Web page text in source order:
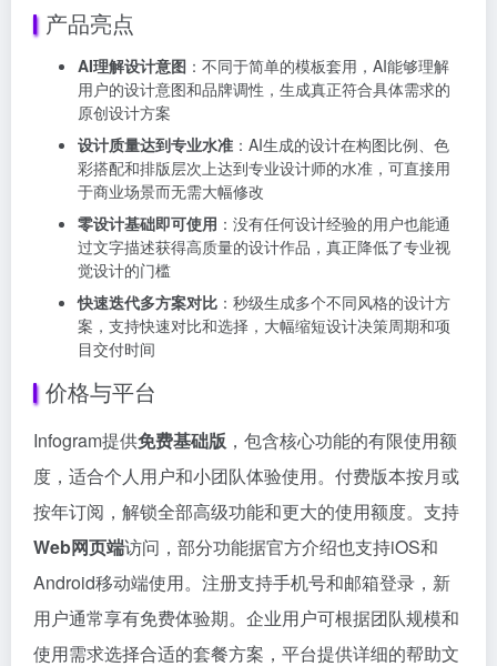
产品亮点
AI理解设计意图 ：不同于简单的模板套用，AI能够理解
用户的设计意图和品牌调性，生成真正符合具体需求的
原创设计方案
设计质量达到专业水准 ：AI生成的设计在构图比例、色
彩搭配和排版层次上达到专业设计师的水准，可直接用
于商业场景而无需大幅修改
零设计基础即可使用 ：没有任何设计经验的用户也能通
过文字描述获得高质量的设计作品，真正降低了专业视
觉设计的门槛
快速迭代多方案对比 ：秒级生成多个不同风格的设计方
案，支持快速对比和选择，大幅缩短设计决策周期和项
目交付时间
价格与平台
Infogram提供免费基础版 ，包含核心功能的有限使用额
度，适合个人用户和小团队体验使用。付费版本按月或
按年订阅，解锁全部高级功能和更大的使用额度。支持
Web网页端访问，部分功能据官方介绍也支持iOS和
Android移动端使用。注册支持手机号和邮箱登录，新
用户通常享有免费体验期。企业用户可根据团队规模和
使用需求选择合适的套餐方案，平台提供详细的帮助文